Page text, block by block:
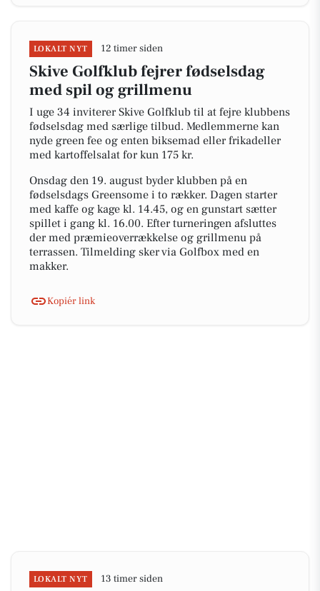
LOKALT NYT 12 timer siden
Skive Golfklub fejrer fødselsdag
med spil og grillmenu
I uge 34 inviterer Skive Golfklub til at fejre klubbens
fødselsdag med særlige tilbud. Medlemmerne kan
nyde green fee og enten biksemad eller frikadeller
med kartoffelsalat for kun 175 kr.
Onsdag den 19. august byder klubben på en
fødselsdags Greensome i to rækker. Dagen starter
med kaffe og kage kl. 14.45, og en gunstart sætter
spillet i gang kl. 16.00. Efter turneringen afsluttes
der med præmieoverrækkelse og grillmenu på
terrassen. Tilmelding sker via Golfbox med en
makker.
Kopiér link
LOKALT NYT 13 timer siden